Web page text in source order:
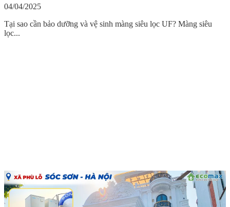
04/04/2025
Tại sao cần bảo dưỡng và vệ sinh màng siêu lọc UF? Màng siêu
lọc...